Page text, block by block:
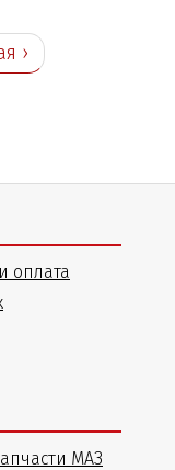
›
оплата
МАЗ